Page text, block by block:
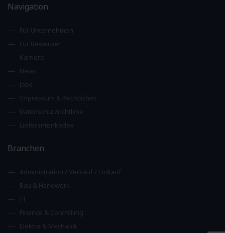
Navigation
Für Unternehmen
Für Bewerber
Karriere
News
Jobs
Impressum & Rechtliches
Datenschutzrichtlinie
Lieferantenkodex
Branchen
Administration / Verkauf / Einkauf
Bau & Handwerk
IT
Finance & Controlling
Elektro & Mechanik